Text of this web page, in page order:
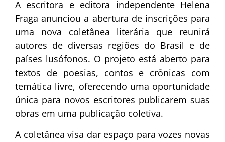
A escritora e editora independente Helena
Fraga anunciou a abertura de inscrições para
uma nova coletânea literária que reunirá
autores de diversas regiões do Brasil e de
países lusófonos. O projeto está aberto para
textos de poesias, contos e crônicas com
temática livre, oferecendo uma oportunidade
única para novos escritores publicarem suas
obras em uma publicação coletiva.
A coletânea visa dar espaço para vozes novas